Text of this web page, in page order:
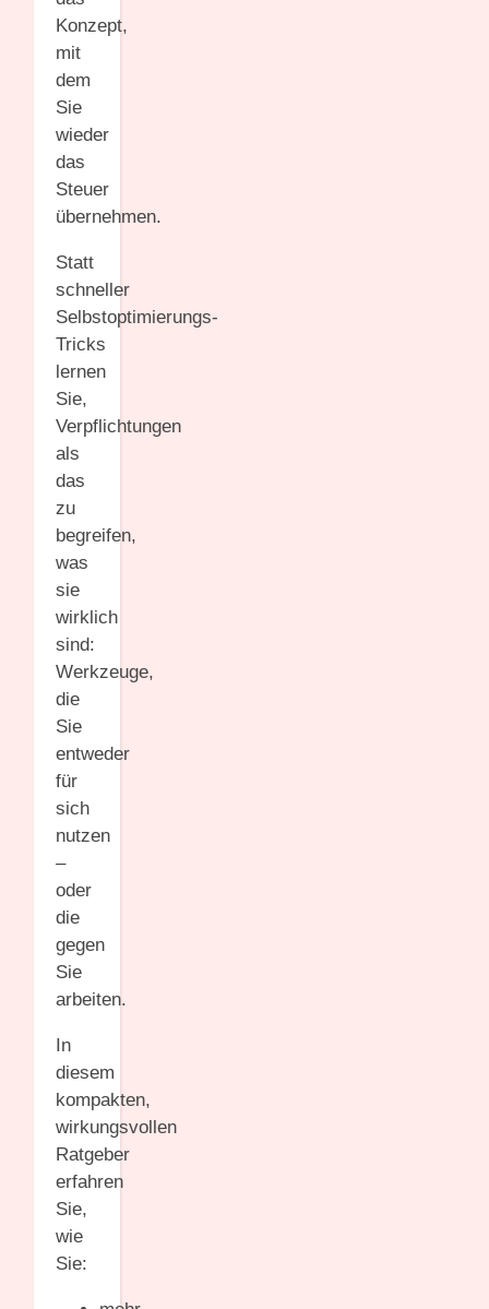
Konzept,
mit
dem
Sie
wieder
das
Steuer
übernehmen.
Statt
schneller
Selbstoptimierungs-
Tricks
lernen
Sie,
Verpflichtungen
als
das
zu
begreifen,
was
sie
wirklich
sind:
Werkzeuge,
die
Sie
entweder
für
sich
nutzen
–
oder
die
gegen
Sie
arbeiten.
In
diesem
kompakten,
wirkungsvollen
Ratgeber
erfahren
Sie,
wie
Sie: